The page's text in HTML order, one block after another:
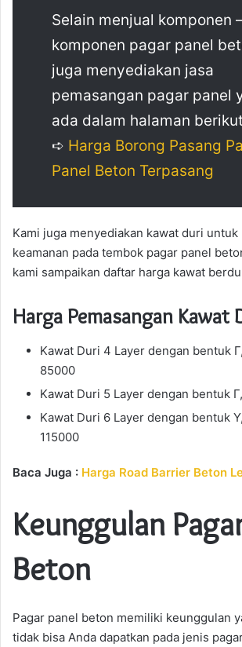
Selain menjual komponen
komponen pagar panel
juga menyediakan jasa
pemasangan pagar panel
ada dalam halaman
➪ Harga Borong Pasang
Panel Beton Terpasang
Kami juga menyediakan kawat duri untuk
keamanan pada tembok pagar panel
kami sampaikan daftar harga kawat
Harga Pemasangan Kawat
Kawat Duri 4 Layer dengan bentuk
85000
Kawat Duri 5 Layer dengan bentuk
Kawat Duri 6 Layer dengan bentuk
115000
Baca Juga : Harga Road Barrier Beton
Keunggulan
Beton
Pagar panel beton memiliki keunggulan
tidak bisa Anda dapatkan pada jenis